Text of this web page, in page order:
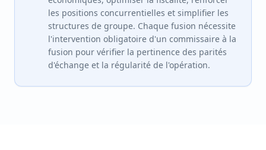
les positions concurrentielles et simplifier les
structures de groupe. Chaque fusion nécessite
l'intervention obligatoire d'un commissaire à la
fusion pour vérifier la pertinence des parités
d'échange et la régularité de l'opération.